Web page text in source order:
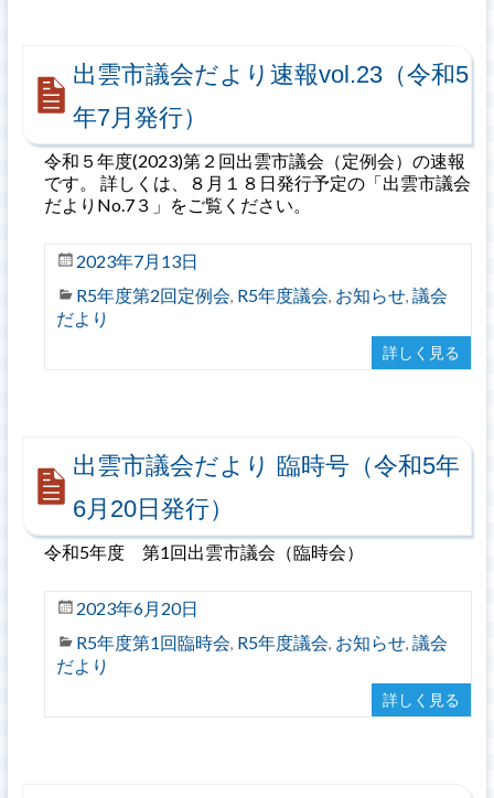
出雲市議会だより速報vol.23（令和5
年7月発行）
令和５年度(2023)第２回出雲市議会（定例会）の速報
です。 詳しくは、８月１８日発行予定の「出雲市議会
だよりNo.7３」をご覧ください。
2023年7月13日
R5年度第2回定例会, R5年度議会, お知らせ, 議会
だより
詳しく見る
出雲市議会だより 臨時号（令和5年
6月20日発行）
令和5年度 第1回出雲市議会（臨時会）
2023年6月20日
R5年度第1回臨時会, R5年度議会, お知らせ, 議会
だより
詳しく見る